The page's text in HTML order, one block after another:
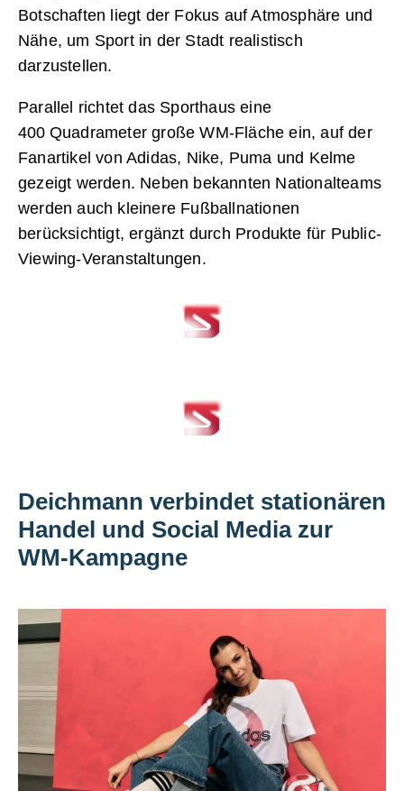
Botschaften liegt der Fokus auf Atmosphäre und
Nähe, um Sport in der Stadt realistisch
darzustellen.
Parallel richtet das Sporthaus eine
400 Quadrameter große WM-Fläche ein, auf der
Fanartikel von Adidas, Nike, Puma und Kelme
gezeigt werden. Neben bekannten Nationalteams
werden auch kleinere Fußballnationen
berücksichtigt, ergänzt durch Produkte für Public-
Viewing-Veranstaltungen.
Deichmann verbindet stationären
Handel und Social Media zur
WM-Kampagne